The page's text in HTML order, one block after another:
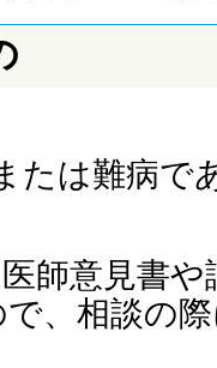
たは難病で
師意見書や
、相談の